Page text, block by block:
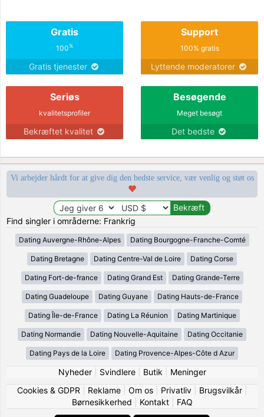
Gratis
100%
Gratis tjenester
Support
100% gratis
Lyttende moderatorer
Seriøs
kvalitetsprofiler
Bekræftet kvalitet
Besøgende
Meget besøgt
Det bedste
Vi arbejder hårdt for at give dig den bedste service, vær venlig og støt os
Find singler i områderne: Frankrig
Dating Auvergne-Rhône-Alpes Dating Bourgogne-Franche-Comté
Dating Bretagne Dating Centre-Val de Loire Dating Corse
Dating Fort-de-france Dating Grand Est Dating Grande-Terre
Dating Guadeloupe Dating Guyane Dating Hauts-de-France
Dating Île-de-France Dating La Réunion Dating Martinique
Dating Normandie Dating Nouvelle-Aquitaine Dating Occitanie
Dating Pays de la Loire Dating Provence-Alpes-Côte d Azur
Nyheder| Svindlere| Butik
Meninger
Cookies & GDPR
Reklame| Om os| Privatliv| Brugsvilkår|
Børnesikkerhed
Kontakt| FAQ